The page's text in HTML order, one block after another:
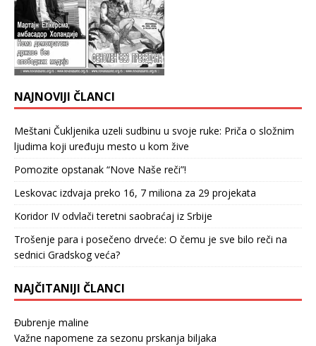
NAJNOVIJI ČLANCI
Meštani Čukljenika uzeli sudbinu u svoje ruke: Priča o složnim
ljudima koji uređuju mesto u kom žive
Pomozite opstanak “Nove Naše reči”!
Leskovac izdvaja preko 16, 7 miliona za 29 projekata
Koridor IV odvlači teretni saobraćaj iz Srbije
Trošenje para i posečeno drveće: O čemu je sve bilo reči na
sednici Gradskog veća?
NAJČITANIJI ČLANCI
Đubrenje maline
Važne napomene za sezonu prskanja biljaka